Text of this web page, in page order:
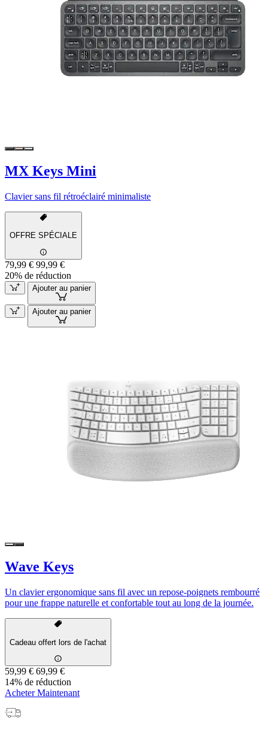
MX Keys Mini
Clavier sans fil rétroéclairé minimaliste
OFFRE SPÉCIALE
79,99 € 99,99 €
20% de réduction
Ajouter au panier
Ajouter au panier
Wave Keys
Un clavier ergonomique sans fil avec un repose-poignets rembourré
pour une frappe naturelle et confortable tout au long de la journée.
Cadeau offert lors de l'achat
59,99 € 69,99 €
14% de réduction
Acheter Maintenant